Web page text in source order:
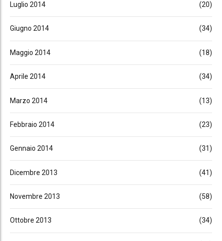
Luglio 2014 (20)
Giugno 2014 (34)
Maggio 2014 (18)
Aprile 2014 (34)
Marzo 2014 (13)
Febbraio 2014 (23)
Gennaio 2014 (31)
Dicembre 2013 (41)
Novembre 2013 (58)
Ottobre 2013 (34)